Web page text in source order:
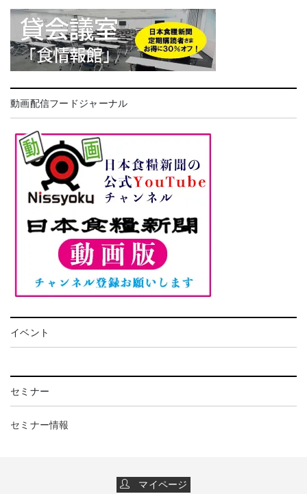
動画配信フードジャーナル
イベント
セミナー
セミナー情報
マイページ